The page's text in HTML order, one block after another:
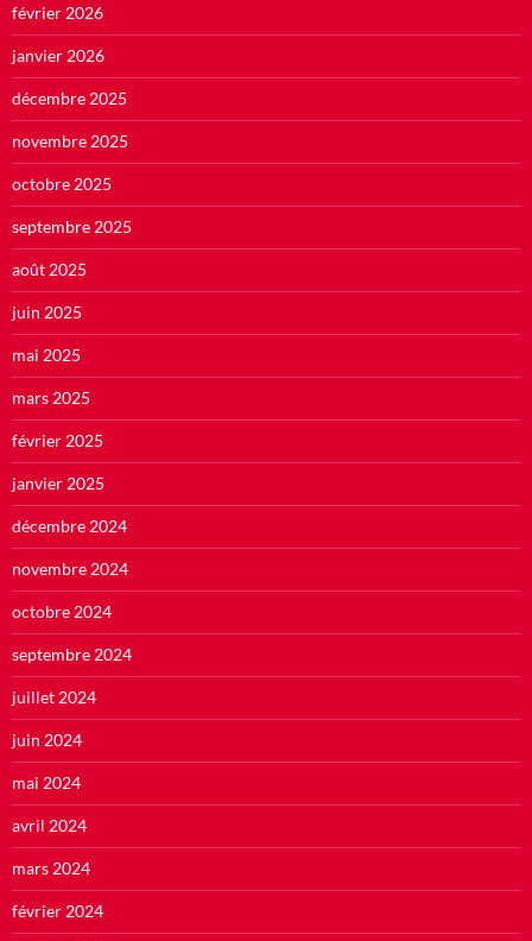
février 2026
janvier 2026
décembre 2025
novembre 2025
octobre 2025
septembre 2025
août 2025
juin 2025
mai 2025
mars 2025
février 2025
janvier 2025
décembre 2024
novembre 2024
octobre 2024
septembre 2024
juillet 2024
juin 2024
mai 2024
avril 2024
mars 2024
février 2024